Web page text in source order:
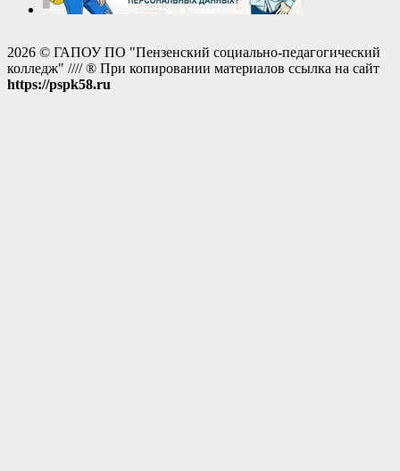
2026 © ГАПОУ ПО "Пензенский социально-педагогический
колледж" //// ® При копировании материалов ссылка на сайт
https://pspk58.ru